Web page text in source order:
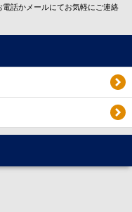
話かメールにてお気軽にご連絡